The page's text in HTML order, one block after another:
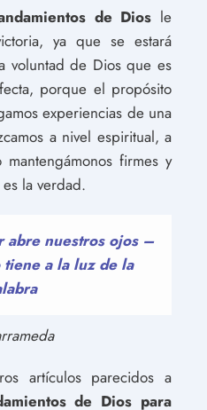
de Dios le
ya que se estará
voluntad de Dios que es
porque el propósito
experiencias de una
a nivel espiritual, a
firmes y
la verdad.
abre nuestros ojos –
a la luz de la
artículos parecidos a
de Dios para